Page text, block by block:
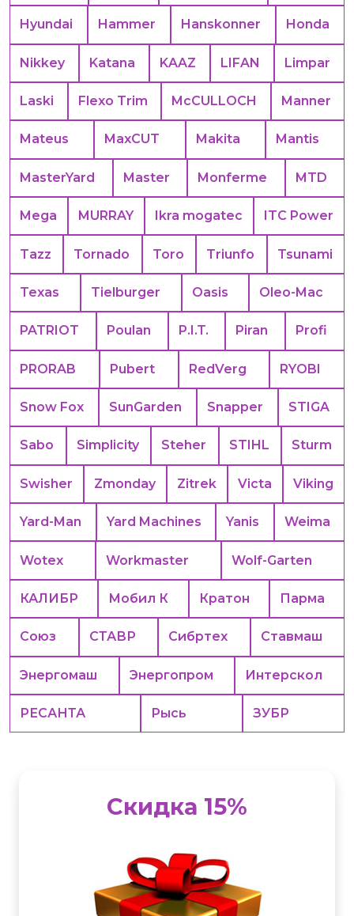
Hyundai Hammer Hanskonner Honda
Nikkey Katana KAAZ LIFAN Limpar
Laski Flexo Trim McCULLOCH Manner
Mateus MaxCUT Makita Mantis
MasterYard Master Monferme MTD
Mega MURRAY Ikra mogatec ITC Power
Tazz Tornado Toro Triunfo Tsunami
Texas Tielburger Oasis Oleo-Mac
PATRIOT Poulan P.I.T. Piran Profi
PRORAB Pubert RedVerg RYOBI
Snow Fox SunGarden Snapper STIGA
Sabo Simplicity Steher STIHL Sturm
Swisher Zmonday Zitrek Victa Viking
Yard-Man Yard Machines Yanis Weima
Wotex Workmaster Wolf-Garten
КАЛИБР Мобил К Кратон Парма
Союз СТАВР Сибртех Ставмаш
Энергомаш Энергопром Интерскол
РЕСАНТА Рысь ЗУБР
Скидка 15%